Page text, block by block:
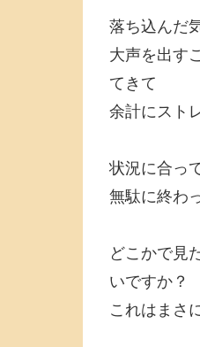
落ち込んだ
大声を出す
てきて
余計にスト
状況に合っ
無駄に終わ
どこかで見
いですか？
これはまさ